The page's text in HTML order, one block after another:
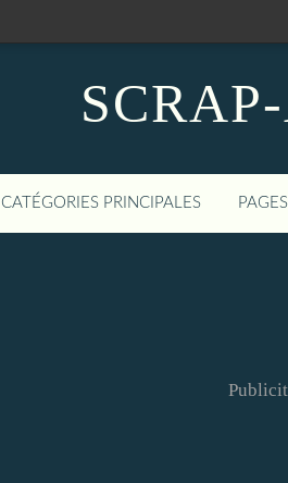
CATÉGORIES PRINCIPALES PAGES